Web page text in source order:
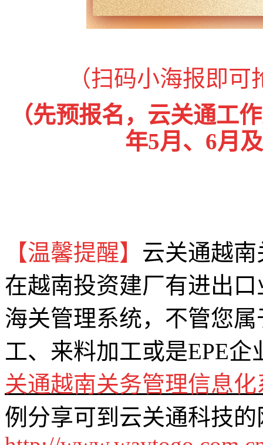
（扫码小海报即
（先预报名，云关通工
年5月、6月
【温馨提醒】 云关通越
在越南投资建厂有进出
海关管理系统，不管您
工、来料加工或是EPE
关通越南关务管理信息化
例分享可到云关通科技的